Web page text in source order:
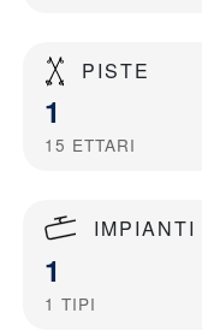
PISTE
1
15 ETTARI
IMPIANTI
1
1 TIPI